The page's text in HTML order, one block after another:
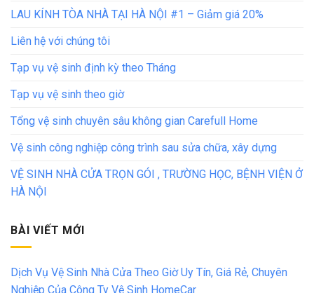
LAU KÍNH TÒA NHÀ TẠI HÀ NỘI #1 – Giảm giá 20%
Liên hệ với chúng tôi
Tạp vụ vệ sinh định kỳ theo Tháng
Tạp vụ vệ sinh theo giờ
Tổng vệ sinh chuyên sâu không gian Carefull Home
Vệ sinh công nghiệp công trình sau sửa chữa, xây dựng
VỆ SINH NHÀ CỬA TRỌN GÓI , TRƯỜNG HỌC, BỆNH VIỆN Ở
HÀ NỘI
BÀI VIẾT MỚI
Dịch Vụ Vệ Sinh Nhà Cửa Theo Giờ Uy Tín, Giá Rẻ, Chuyên
Nghiệp Của Công Ty Vệ Sinh HomeCar